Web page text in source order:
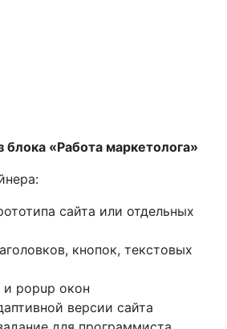
блока «Работа маркетолога»
сайта или отдельных
кнопок, текстовых
popup окон
версии сайта